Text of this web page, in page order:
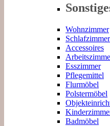
Wohnzimmer
Schlafzimmer
Accessoires
Esszimmer
Pflegemittel
Flurmöbel
Polstermöbel
Badmöbel